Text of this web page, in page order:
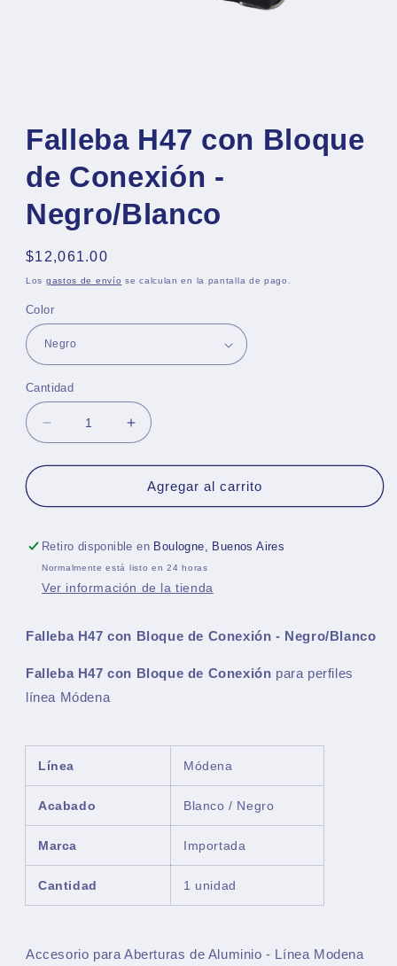
multimedia
una
ventana
Falleba H47 con Bloque
de Conexión -
Negro/Blanco
Precio
habitual
$12,061.00
Los gastos de envío se calculan en la pantalla de pago.
Color
Cantidad
Reducir
cantidad
para
H47
Bloque
de
Conexión
-
Aumentar
cantidad
para
Falleba
H47
Bloque
de
Conexión
-
Agregar al carrito
Retiro disponible en Boulogne, Buenos Aires
Normalmente está listo en 24 horas
Ver información de la tienda
Falleba H47 con Bloque de Conexión - Negro/Blanco
Falleba H47 con Bloque de Conexión para perfiles
línea Módena
Línea Módena
Acabado Blanco / Negro
Marca Importada
Cantidad 1 unidad
Accesorio para Aberturas de Aluminio - Línea Modena